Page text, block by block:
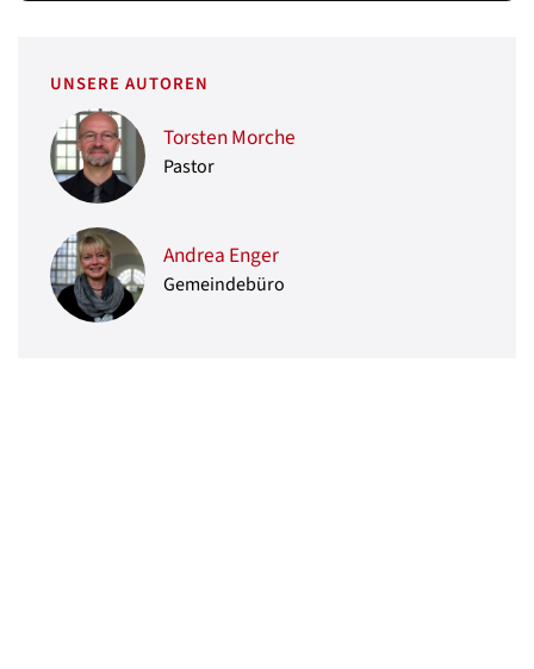
UNSERE AUTOREN
Torsten Morche
Pastor
Andrea Enger
Gemeindebüro